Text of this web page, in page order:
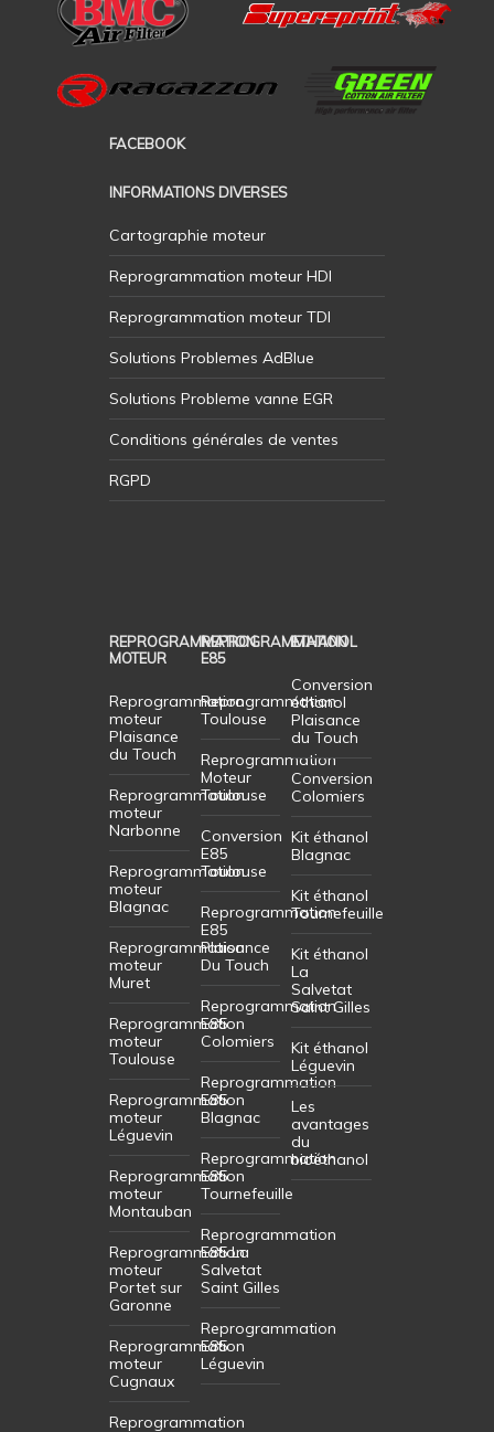
FACEBOOK
INFORMATIONS DIVERSES
Cartographie moteur
Reprogrammation moteur HDI
Reprogrammation moteur TDI
Solutions Problemes AdBlue
Solutions Probleme vanne EGR
Conditions générales de ventes
RGPD
REPROGRAMMATION
MOTEUR
Reprogrammation
moteur
Plaisance
du Touch
Reprogrammation
moteur
Narbonne
Reprogrammation
moteur
Blagnac
Reprogrammation
moteur
Muret
Reprogrammation
moteur
Toulouse
Reprogrammation
moteur
Léguevin
Reprogrammation
moteur
Montauban
Reprogrammation
moteur
Portet sur
Garonne
Reprogrammation
moteur
Cugnaux
Reprogrammation
REPROGRAMMATION
E85
Reprogrammation
Toulouse
Reprogrammation
Moteur
Toulouse
Conversion
E85
Toulouse
Reprogrammation
E85
Plaisance
Du Touch
Reprogrammation
E85
Colomiers
Reprogrammation
E85
Blagnac
Reprogrammation
E85
Tournefeuille
Reprogrammation
E85 La
Salvetat
Saint Gilles
Reprogrammation
E85
Léguevin
ETHANOL
Conversion
éthanol
Plaisance
du Touch
Conversion
Colomiers
Kit éthanol
Blagnac
Kit éthanol
Tournefeuille
Kit éthanol
La
Salvetat
Saint Gilles
Kit éthanol
Léguevin
Les
avantages
du
bioéthanol